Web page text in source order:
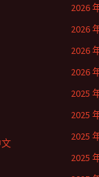
2026
2026
2026
2026
2025
2025
2025
2025